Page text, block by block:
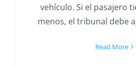
vehículo. Si el pasajero
menos, el tribunal debe
Read More